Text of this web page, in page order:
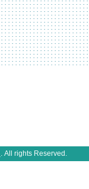
. All rights Reserved.